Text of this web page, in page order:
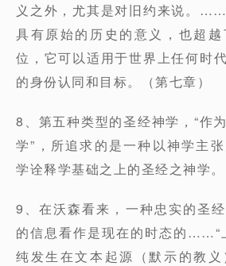
义之外，尤其是对旧约来说。
具有原始的历史的意义，也超
位，它可以适用于世界上任何时
的身份认同和目标。（第七章）
8、第五种类型的圣经神学，“作
学”，所追求的是一种以神学主
学诠释学基础之上的圣经之神学。
9、在沃森看来，一种忠实的圣
的信息看作是现在的时态的……“
纯发生在文本起源（默示的教